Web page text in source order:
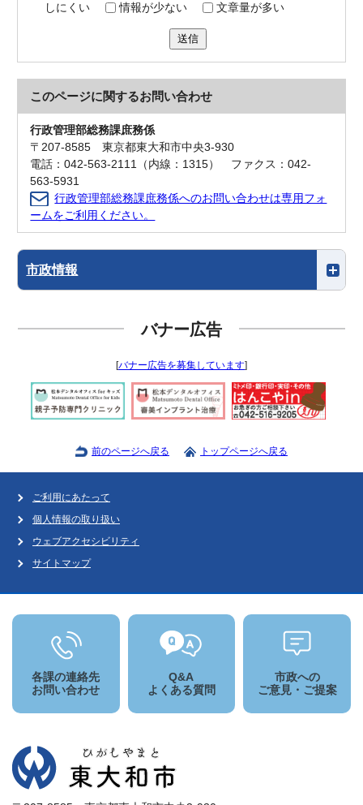
しにくい
情報が少ない 文章量が多い
送信
このページに関するお問い合わせ
行政管理部総務課庶務係
〒207-8585 東京都東大和市中央3-930
電話：042-563-2111（内線：1315） ファクス：042-
563-5931
行政管理部総務課庶務係へのお問い合わせは専用フォ
ームをご利用ください。
市政情報
バナー広告
[バナー広告を募集しています]
前のページへ戻る トップページへ戻る
ご利用にあたって
個人情報の取り扱い
ウェブアクセシビリティ
サイトマップ
各課の連絡先
お問い合わせ
Q&A
よくある質問
市政への
ご意見・ご提案